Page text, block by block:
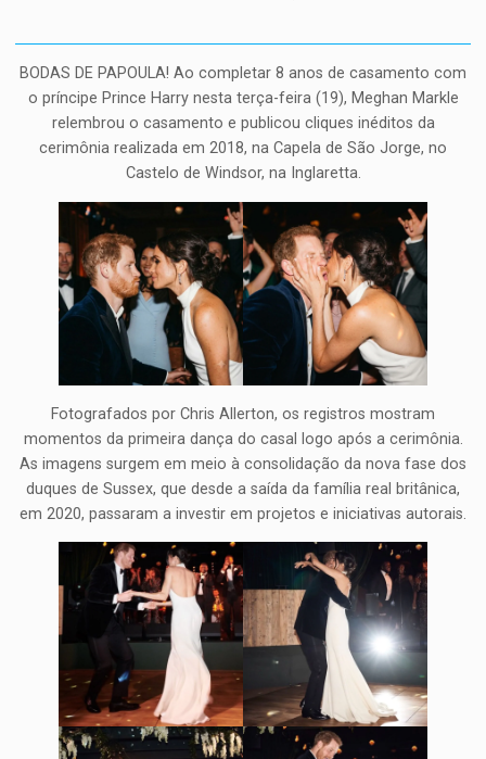
BODAS DE PAPOULA! Ao completar 8 anos de casamento com
o príncipe Prince Harry nesta terça-feira (19), Meghan Markle
relembrou o casamento e publicou cliques inéditos da
cerimônia realizada em 2018, na Capela de São Jorge, no
Castelo de Windsor, na Inglaretta.
Fotografados por Chris Allerton, os registros mostram
momentos da primeira dança do casal logo após a cerimônia.
As imagens surgem em meio à consolidação da nova fase dos
duques de Sussex, que desde a saída da família real britânica,
em 2020, passaram a investir em projetos e iniciativas autorais.